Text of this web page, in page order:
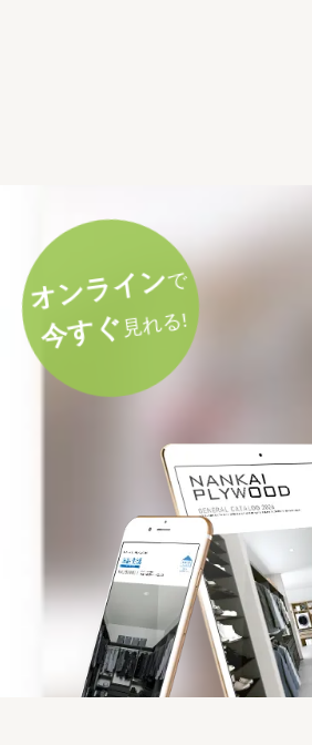
オンライン で
今すぐ 見れる!